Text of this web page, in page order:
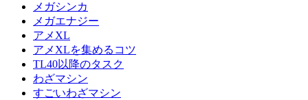
メガシンカ
メガエナジー
アメXL
アメXLを集めるコツ
TL40以降のタスク
わざマシン
すごいわざマシン